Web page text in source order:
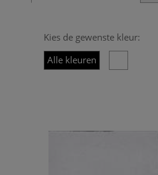
Kies de gewenste kleur:
Alle kleuren